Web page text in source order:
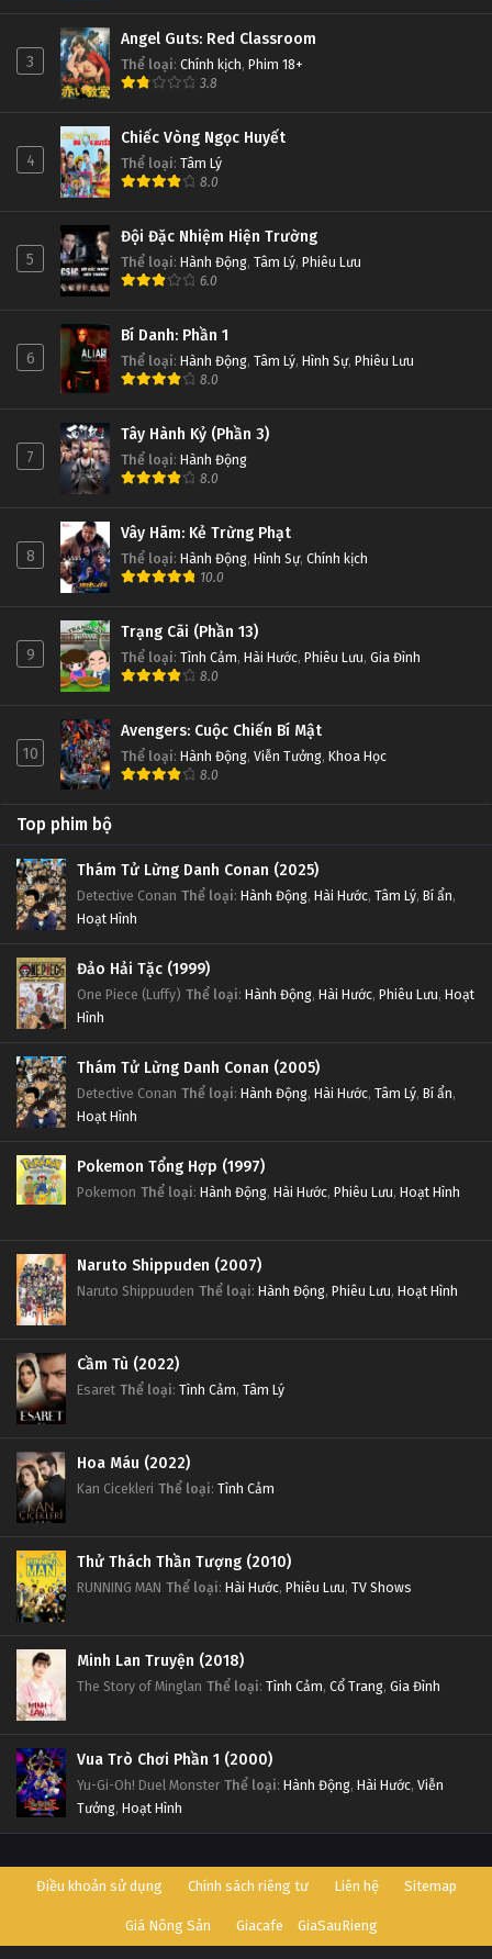
3
Angel Guts: Red Classroom
Thể loại: Chính kịch, Phim 18+
3.8
4
Chiếc Vòng Ngọc Huyết
Thể loại: Tâm Lý
8.0
5
Đội Đặc Nhiệm Hiện Trường
Thể loại: Hành Động, Tâm Lý, Phiêu Lưu
6.0
6
Bí Danh: Phần 1
Thể loại: Hành Động, Tâm Lý, Hình Sự, Phiêu Lưu
8.0
7
Tây Hành Kỷ (Phần 3)
Thể loại: Hành Động
8.0
8
Vây Hãm: Kẻ Trừng Phạt
Thể loại: Hành Động, Hình Sự, Chính kịch
10.0
9
Trạng Cãi (Phần 13)
Thể loại: Tình Cảm, Hài Hước, Phiêu Lưu, Gia Đình
8.0
10
Avengers: Cuộc Chiến Bí Mật
Thể loại: Hành Động, Viễn Tưởng, Khoa Học
8.0
Top phim bộ
Thám Tử Lừng Danh Conan (2025)
Detective Conan Thể loại: Hành Động, Hài Hước, Tâm Lý, Bí ẩn,
Hoạt Hình
Đảo Hải Tặc (1999)
One Piece (Luffy) Thể loại: Hành Động, Hài Hước, Phiêu Lưu, Hoạt
Hình
Thám Tử Lừng Danh Conan (2005)
Detective Conan Thể loại: Hành Động, Hài Hước, Tâm Lý, Bí ẩn,
Hoạt Hình
Pokemon Tổng Hợp (1997)
Pokemon Thể loại: Hành Động, Hài Hước, Phiêu Lưu, Hoạt Hình
Naruto Shippuden (2007)
Naruto Shippuuden Thể loại: Hành Động, Phiêu Lưu, Hoạt Hình
Cầm Tù (2022)
Esaret Thể loại: Tình Cảm, Tâm Lý
Hoa Máu (2022)
Kan Cicekleri Thể loại: Tình Cảm
Thử Thách Thần Tượng (2010)
RUNNING MAN Thể loại: Hài Hước, Phiêu Lưu, TV Shows
Minh Lan Truyện (2018)
The Story of Minglan Thể loại: Tình Cảm, Cổ Trang, Gia Đình
Vua Trò Chơi Phần 1 (2000)
Yu-Gi-Oh! Duel Monster Thể loại: Hành Động, Hài Hước, Viễn
Tưởng, Hoạt Hình
Điều khoản sử dụng Chính sách riêng tư Liên hệ Sitemap
Giá Nông Sản Giacafe GiaSauRieng